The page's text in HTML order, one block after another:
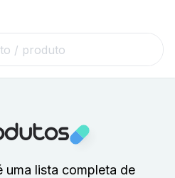
uma lista completa de